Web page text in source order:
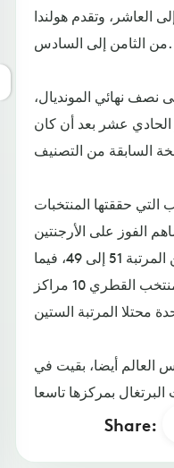
العاشر، وتقدم هولندا
من الثامن إلى السادس.
نصف نهائي المونديال،
الحادي عشر بعد أن كان
التي حققتها المنتخبات
الفوز على الأرجنتين
في تقدم المنتخب السعودي من المرتبة 51 إلى 49، فيما
أدت الخسائر الثلاث إلى تراجع المنتخب القطري 10 مراكز
العالم أيضا، بقيت في
Share: